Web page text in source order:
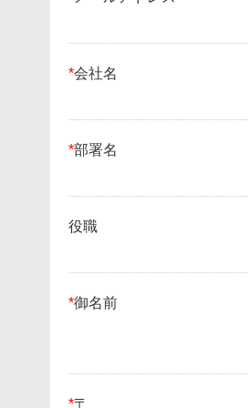
*会社名
*部署名
役職
*御名前
*〒